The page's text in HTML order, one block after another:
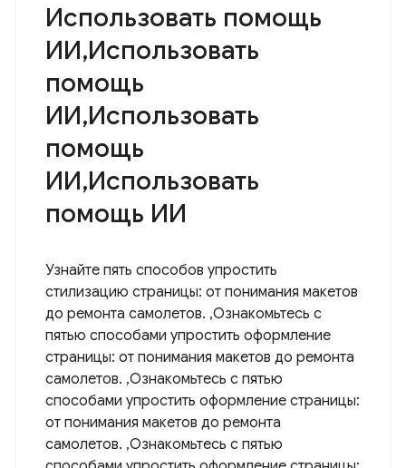
Использовать помощь
ИИ,Использовать
помощь
ИИ,Использовать
помощь
ИИ,Использовать
помощь ИИ
Узнайте пять способов упростить
стилизацию страницы: от понимания макетов
до ремонта самолетов. ,Ознакомьтесь с
пятью способами упростить оформление
страницы: от понимания макетов до ремонта
самолетов. ,Ознакомьтесь с пятью
способами упростить оформление страницы:
от понимания макетов до ремонта
самолетов. ,Ознакомьтесь с пятью